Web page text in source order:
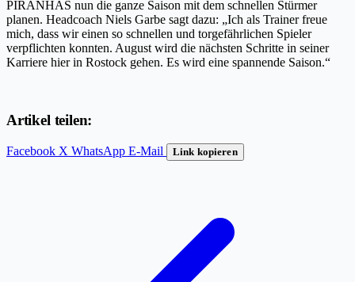
PIRANHAS nun die ganze Saison mit dem schnellen Stürmer
planen. Headcoach Niels Garbe sagt dazu: „Ich als Trainer freue
mich, dass wir einen so schnellen und torgefährlichen Spieler
verpflichten konnten. August wird die nächsten Schritte in seiner
Karriere hier in Rostock gehen. Es wird eine spannende Saison.“
Artikel teilen:
Facebook X WhatsApp E-Mail Link kopieren